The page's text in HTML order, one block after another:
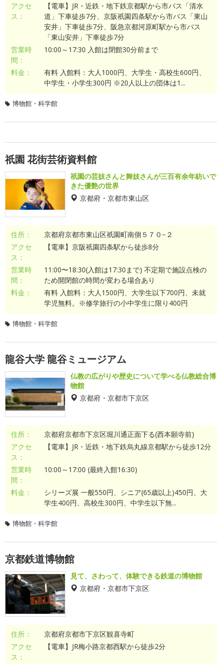
アクセ
ス：
【電車】JR・近鉄・地下鉄京都駅から市バス「清水
道」下車徒歩7分、京阪祇園四条駅から市バス「東山
安井」下車徒歩7分、阪急京都河原町駅から市バス
「東山安井」下車徒歩7分
営業時
間：
10:00～17:30 入館は閉館30分前まで
料金：
有料 入館料：大人1000円、大学生・高校生600円、
中学生・小学生300円 ※20人以上の団体は1...
博物館・科学館
祇園 花街芸術資料館
祇園の芸妓さんと舞妓さんが三百有余年紡いで
きた優艶の世界
京都府・京都市東山区
住所：
京都府京都市東山区祇園町南側５７０−２
アクセ
ス：
【電車】京阪祇園四条駅から徒歩8分
営業時
間：
11:00〜18:30(入館は17:30まで) 不定期で施設点検の
ため開閉館の時間が変わる場合あり
料金：
有料 入館料：大人1500円、大学生以下700円、未就
学児無料。※修学旅行の小中学生に限り400円
博物館・科学館
龍谷大学 龍谷ミュージアム
仏教の広がりや歴史について学べる仏教総合博
物館
京都府・京都市下京区
住所：
京都府京都市下京区堀川通正面下る(西本願寺前)
アクセ
ス：
【電車】JR・近鉄・地下鉄烏丸線京都駅から徒歩12分
営業時
間：
10:00～17:00 (最終入館16:30)
料金：
シリーズ展 一般550円、シニア(65歳以上)450円、大
学生400円、高校生300円、中学生以下無...
博物館・科学館
京都鉄道博物館
見て、さわって、体験できる鉄道の博物館
京都府・京都市下京区
住所：
京都府京都市下京区観喜寺町
アクセ
ス：
【電車】JR梅小路京都西駅から徒歩2分